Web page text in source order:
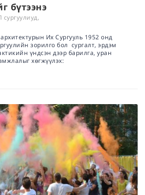
бүтээнэ
сургуулиуд,
Их Сургууль 1952 онд
зорилго бол сургалт, эрдэм
үндсэн дээр барилга, уран
хөгжүүлэх: